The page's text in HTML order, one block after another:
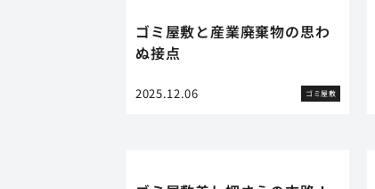
ゴミ屋敷と産業廃棄物の思わ
ぬ接点
2025.12.06 ゴミ屋敷